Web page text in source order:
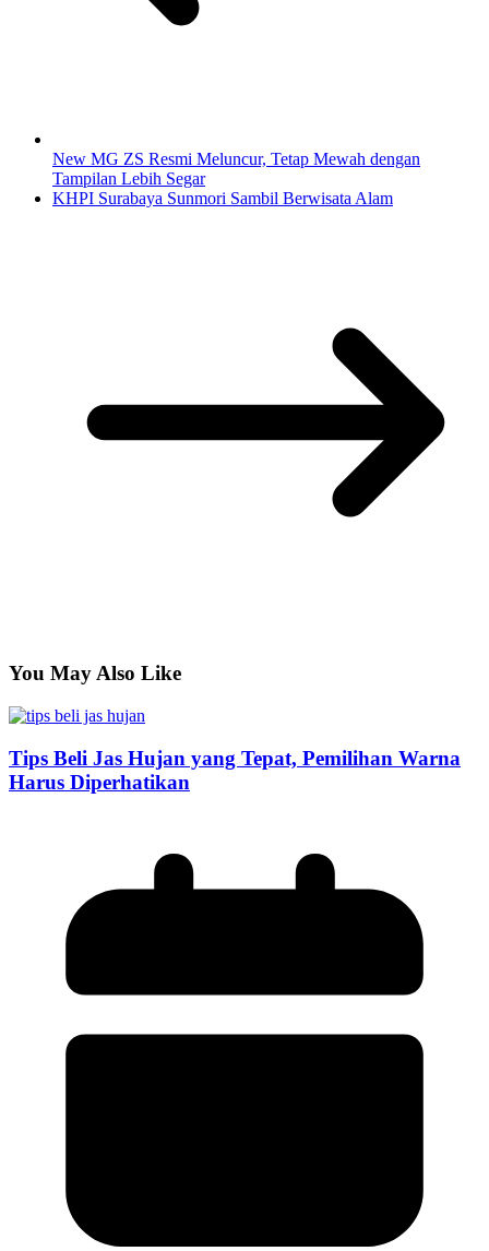
New MG ZS Resmi Meluncur, Tetap Mewah dengan
Tampilan Lebih Segar
KHPI Surabaya Sunmori Sambil Berwisata Alam
You May Also Like
Tips Beli Jas Hujan yang Tepat, Pemilihan Warna
Harus Diperhatikan